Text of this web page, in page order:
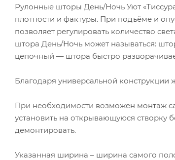
Рулонные шторы День/Ночь Уют
плотности и фактуры. При подъёме и
позволяет регулировать количество
штора День/Ночь может называться:
цепочный — штора быстро
Благодаря универсальной
При необходимости возможен монтаж
установить на открывающуюся створку
демонтировать.
Указанная ширина – ширина самого